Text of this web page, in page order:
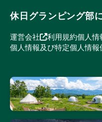
休日グランピング部
運営会社 利用規約個人情
個人情報及び特定個人情報